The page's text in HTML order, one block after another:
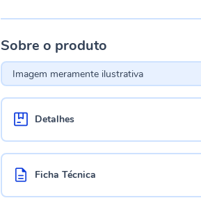
Sobre o produto
Imagem meramente ilustrativa
Detalhes
Ficha Técnica